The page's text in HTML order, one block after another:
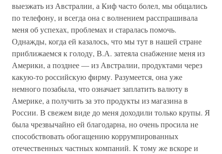
выезжать из Австралии, а Киф часто болел, мы общались
по телефону, и всегда она с волнением расспрашивала
меня об успехах, проблемах и старалась помочь.
Однажды, когда ей казалось, что мы тут в нашей стране
приближаемся к голоду, В.А. затеяла снабжение меня из
Америки, а позднее — из Австралии, продуктами через
какую-то российскую фирму. Разумеется, она уже
немного позабыла, что означает заплатить валюту в
Америке, а получить за это продукты из магазина в
России. В свежем виде до меня доходили только крупы. Я
была чрезвычайно ей благодарна, но очень просила не
способствовать обогащению коррумпированных
отечественных частных компаний. К тому же вскоре и